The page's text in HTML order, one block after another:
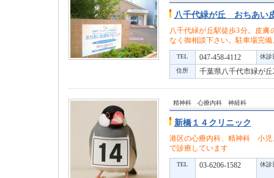
八千代緑が丘 おちあい
八千代緑が丘駅徒歩3分。皮
なく御相談下さい。駐車場完備
TEL 047-458-4112 休診
住所 千葉県八千代市緑が
精神科 心療内科 神経科
新橋１４クリニック
港区の心療内科、精神科 小
で診療しています
TEL 03-6206-1582 休診